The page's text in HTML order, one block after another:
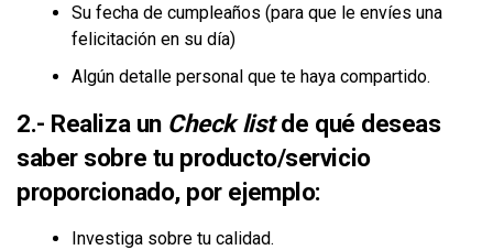
Su fecha de cumpleaños (para que le envíes una
felicitación en su día)
Algún detalle personal que te haya compartido.
2.- Realiza un Check listde qué deseas
saber sobre tu producto/servicio
proporcionado, por ejemplo:
Investiga sobre tu calidad.